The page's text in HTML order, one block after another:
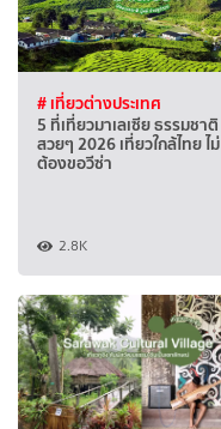
# เที่ยวต่างประเทศ
5 ที่เที่ยวมาเลเซีย ธรรมชาติ
สวยๆ 2026 เที่ยวใกล้ไทย ไม่
ต้องขอวีซ่า
2.8K